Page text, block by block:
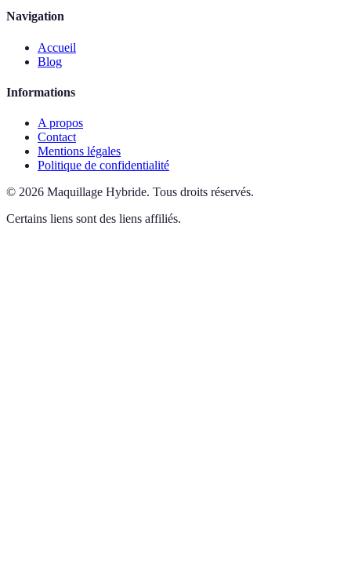
Navigation
Accueil
Blog
Informations
A propos
Contact
Mentions légales
Politique de confidentialité
© 2026 Maquillage Hybride. Tous droits réservés.
Certains liens sont des liens affiliés.